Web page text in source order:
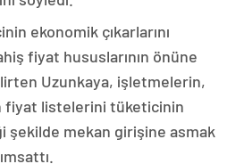
ekonomik çıkarlarını
fiyat hususlarının önüne
Uzunkaya, işletmelerin,
fiyat listelerini tüketicinin
şekilde mekan girişine asmak